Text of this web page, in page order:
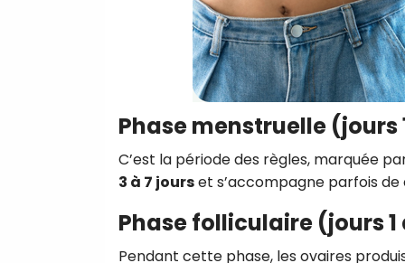
Phase menstruelle (jours
C’est la période des règles, marquée
3 à 7 jourset s’accompagne parfois de
Phase folliculaire (jours 1
Pendant cette phase, les ovaires